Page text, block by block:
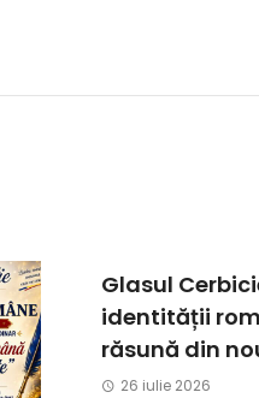
Glasul
identității
răsună din
26 iulie 2026